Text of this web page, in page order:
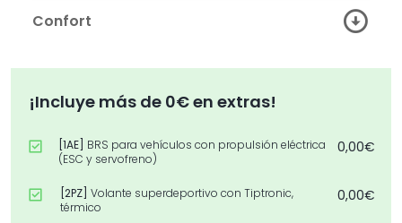
Confort
¡Incluye más de 0€ en extras!
[1AE] BRS para vehículos con propulsión eléctrica
(ESC y servofreno)
0,00€
[2PZ] Volante superdeportivo con Tiptronic,
térmico
0,00€